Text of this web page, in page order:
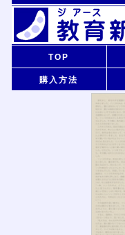
TOP
購入方法